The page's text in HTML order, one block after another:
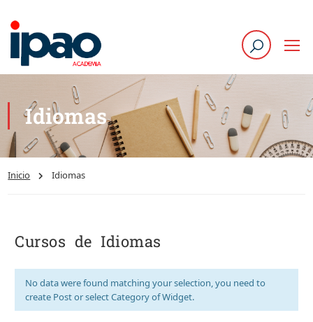
Idiomas
Inicio Idiomas
Cursos de Idiomas
No data were found matching your selection, you need to
create Post or select Category of Widget.